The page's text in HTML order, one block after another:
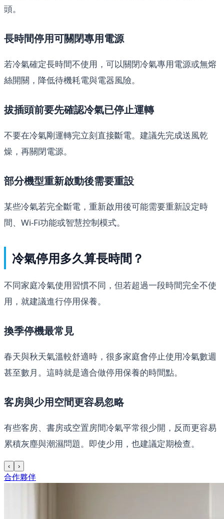
頭。
長時間停用可關閉專用電源
若冷氣確定長時間不使用，可以關閉冷氣專用電源或無熔
絲開關，降低待機耗電與電器風險。
拔插頭前要先確認冷氣已停止運轉
不要在冷氣剛運轉完立刻直接斷電。建議先完成送風乾
燥，再關閉電源。
部分機型重新啟動後需要重設
某些冷氣若完全斷電，重新啟用後可能需要重新設定時
間、Wi-Fi功能或智慧控制模式。
冷氣停用多久算長時間？
不同家庭冷氣使用習慣不同，但若超過一段時間完全不使
用，就建議進行停用保養。
換季停機最常見
春天與秋天氣溫較舒適時，很多家庭會停止使用冷氣數週
甚至數月。這時就是適合做停用保養的時間點。
客房與少用空間更容易忽略
有些客房、書房或空置房間冷氣平常很少開，反而更容易
累積灰塵與潮濕問題。即使少用，也建議定期檢查。
‹ ›
合作夥伴